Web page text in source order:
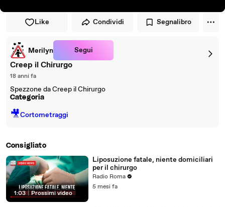
Like Condividi Segnalibro
Merilyn Segui
Creep il Chirurgo
18 anni fa
Spezzone da Creep il Chirurgo
Categoria
🎥Cortometraggi
Consigliato
1:03 | Prossimi video
Liposuzione fatale, niente domiciliari
per il chirurgo
Radio Roma
5 mesi fa